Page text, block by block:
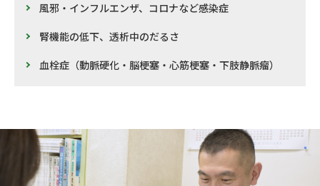
風邪・インフルエンザ、コロナなど感染症
腎機能の低下、透析中のだるさ
血栓症（動脈硬化・脳梗塞・心筋梗塞・下肢静脈瘤）